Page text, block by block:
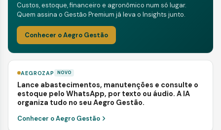
Custos, estoque, financeiro e agronômico num só lugar.
Quem assina o Gestão Premium já leva o Insights junto.
Conhecer o Aegro Gestão
AEGROZAP NOVO
Lance abastecimentos, manutenções e consulte o
estoque pelo WhatsApp, por texto ou áudio. A IA
organiza tudo no seu Aegro Gestão.
Conhecer o Aegro Gestão